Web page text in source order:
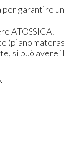
garantire
ATOSSICA.
(piano
si può avere